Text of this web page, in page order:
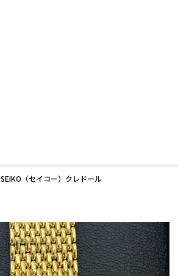
SEIKO（セイコー）クレドール